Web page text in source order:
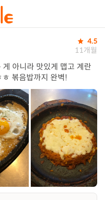
4.5
11개월
아니라 맛있게 맵고 계란
볶음밥까지 완벽!